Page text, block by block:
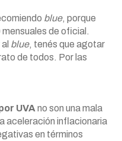
blue, porque
de oficial.
blue, tenés que agotar
de todos. Por las
UVA no son una mala
aceleración inflacionaria
en términos